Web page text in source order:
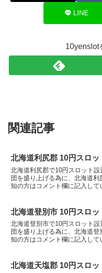
LINE
10yenslot
関連記事
北海道利尻郡 10円スロッ
北海道利尻郡で10円スロット
団を盛り上げる為に、北海道
知の方はコメント欄に記入して
北海道登別市 10円スロッ
北海道登別市で10円スロット
団を盛り上げる為に、北海道
知の方はコメント欄に記入し
北海道天塩郡 10円スロッ